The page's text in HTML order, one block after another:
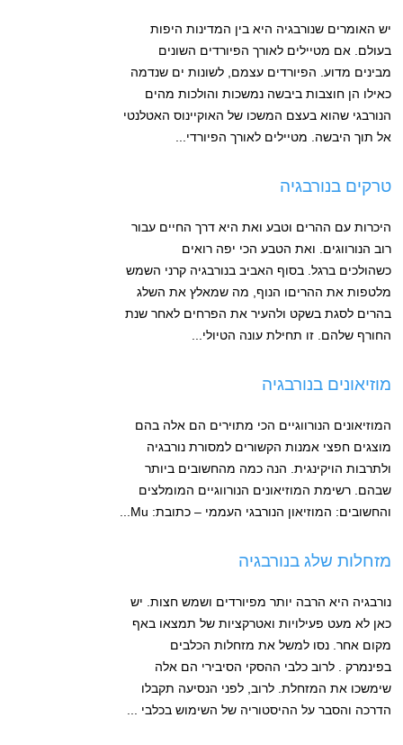
יש האומרים שנורבגיה היא בין המדינות היפות
בעולם. אם מטיילים לאורך הפיורדים השונים
מבינים מדוע. הפיורדים עצמם, לשונות ים שנדמה
כאילו הן חוצבות ביבשה נמשכות והולכות מהים
הנורבגי שהוא בעצם המשכו של האוקיינוס האטלנטי
אל תוך היבשה. מטיילים לאורך הפיורדי...
טרקים בנורבגיה
היכרות עם ההרים וטבע ואת היא דרך החיים עבור
רוב הנורווגים. ואת הטבע הכי יפה רואים
כשהולכים ברגל. בסוף האביב בנורבגיה קרני השמש
מלטפות את ההריםו הנוף, מה שמאלץ את השלג
בהרים לסגת בשקט ולהעיר את הפרחים לאחר שנת
החורף שלהם. זו תחילת עונה הטיולי...
מוזיאונים בנורבגיה
המוזיאונים הנורווגיים הכי מתוירים הם אלה בהם
מוצגים חפצי אמנות הקשורים למסורת נורבגיה
ולתרבות הויקינגית. הנה כמה מהחשובים ביותר
שבהם. רשימת המוזיאונים הנורווגיים המומלצים
והחשובים: המוזיאון הנורבגי העממי – כתובת: Mu...
מזחלות שלג בנורבגיה
נורבגיה היא הרבה יותר מפיורדים ושמש חצות. יש
כאן לא מעט פעילויות ואטרקציות של תמצאו באף
מקום אחר. נסו למשל את מזחלות הכלבים
בפינמרק . לרוב כלבי ההסקי הסיבירי הם אלה
שימשכו את המזחלת. לרוב, לפני הנסיעה תקבלו
הדרכה והסבר על ההיסטוריה של השימוש בכלבי ...